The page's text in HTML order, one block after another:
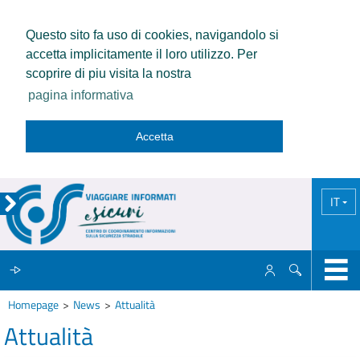
Questo sito fa uso di cookies, navigandolo si
accetta implicitamente il loro utilizzo. Per
scoprire di piu visita la nostra
pagina informativa
Accetta
IT
IL CCISS
Homepage News Attualità
Attualità